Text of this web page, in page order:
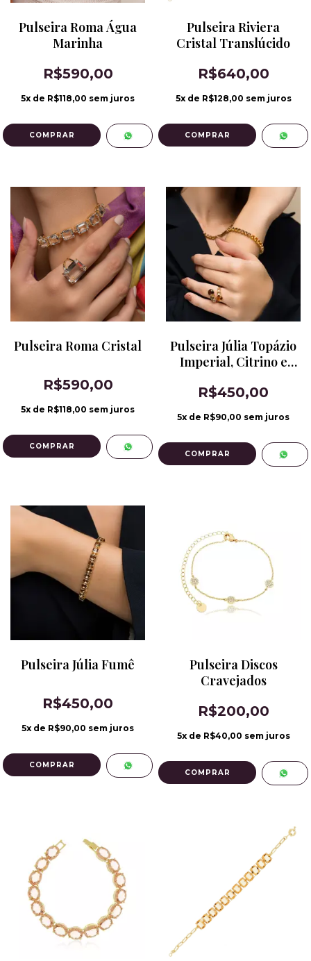
Pulseira Roma Água
Marinha
R$590,00
5x de R$118,00 sem juros
Pulseira Riviera
Cristal Translúcido
R$640,00
5x de R$128,00 sem juros
Pulseira Roma Cristal
R$590,00
5x de R$118,00 sem juros
Pulseira Júlia Topázio
Imperial, Citrino e
R$450,00
5x de R$90,00 sem juros
Pulseira Júlia Fumê
R$450,00
5x de R$90,00 sem juros
Pulseira Discos
Cravejados
R$200,00
5x de R$40,00 sem juros